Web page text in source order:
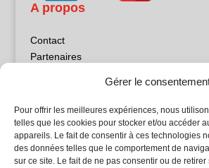
Gérer le
Pour offrir les meilleures expériences, nous
telles que les cookies pour stocker et/ou accéder
appareils. Le fait de consentir à ces technologies
des données telles que le comportement de
sur ce site. Le fait de ne pas consentir ou de
A propos
Contact
Partenaires
Politique de confidentialité
Sites partenaires
5Façades